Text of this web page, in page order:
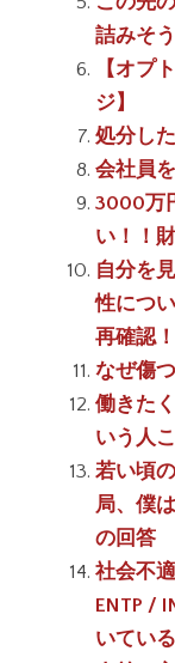
詰みそ
【オプ
ジ】
処分し
会社員
3000万
い！！
自分を
性につ
再確認！
なぜ傷
働きた
いう人
若い頃
局、僕
の回答
社会不
ENTP /
いてい